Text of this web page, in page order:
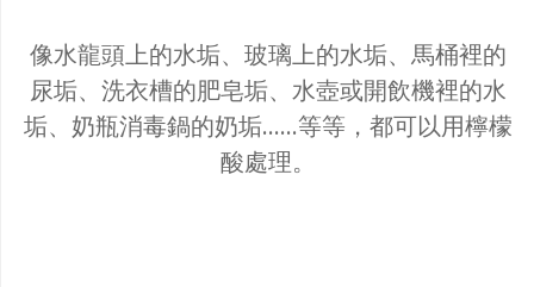
像水龍頭上的水垢、玻璃上的水垢、馬桶裡的
尿垢、洗衣槽的肥皂垢、水壺或開飲機裡的水
垢、奶瓶消毒鍋的奶垢……等等，都可以用檸檬
酸處理。